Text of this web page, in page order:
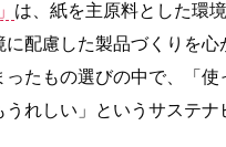
は、紙を主原料とした環
に配慮した製品づくりを
たもの選びの中で、「
うれしい」というサステ